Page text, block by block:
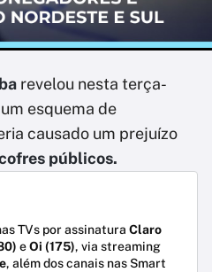
revelou nesta terça-
esquema de
causado um prejuízo
públicos.
TVs por assinatura Claro
eOi (175), via streaming
, além dos canais nas Smart